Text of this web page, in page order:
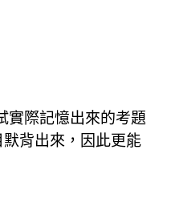
實際記憶出來的考題
背出來，因此更能